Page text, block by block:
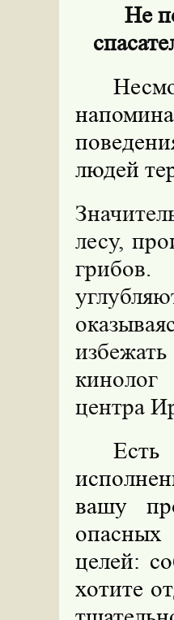
Не
людей
лесу,
центра
вашу
целей:
хотите